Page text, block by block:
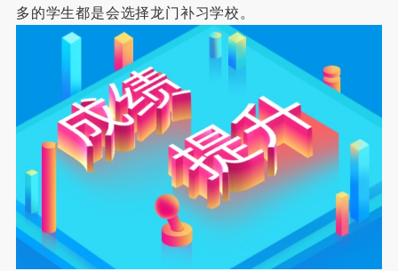
多的学生都是会选择龙门补习学校。